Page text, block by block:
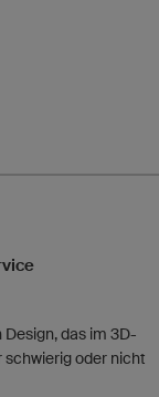
das im 3D-
schwierig oder nicht